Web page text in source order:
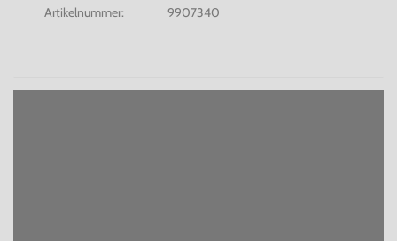
Artikelnummer:
9907340